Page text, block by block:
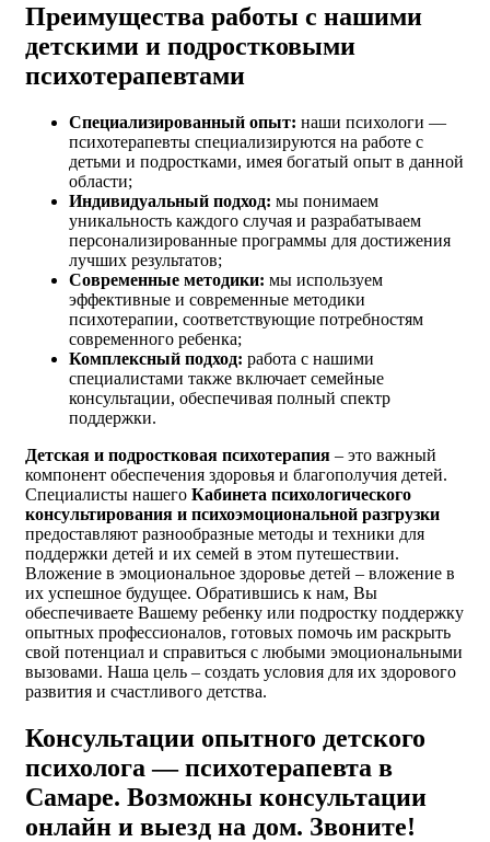
Преимущества работы с нашими
детскими и подростковыми
психотерапевтами
Специализированный опыт: наши психологи —
психотерапевты специализируются на работе с
детьми и подростками, имея богатый опыт в данной
области;
Индивидуальный подход: мы понимаем
уникальность каждого случая и разрабатываем
персонализированные программы для достижения
лучших результатов;
Современные методики: мы используем
эффективные и современные методики
психотерапии, соответствующие потребностям
современного ребенка;
Комплексный подход: работа с нашими
специалистами также включает семейные
консультации, обеспечивая полный спектр
поддержки.
Детская и подростковая психотерапия – это важный
компонент обеспечения здоровья и благополучия детей.
Специалисты нашего Кабинета психологического
консультирования и психоэмоциональной разгрузки
предоставляют разнообразные методы и техники для
поддержки детей и их семей в этом путешествии.
Вложение в эмоциональное здоровье детей – вложение в
их успешное будущее. Обратившись к нам, Вы
обеспечиваете Вашему ребенку или подростку поддержку
опытных профессионалов, готовых помочь им раскрыть
свой потенциал и справиться с любыми эмоциональными
вызовами. Наша цель – создать условия для их здорового
развития и счастливого детства.
Консультации опытного детского
психолога — психотерапевта в
Самаре. Возможны консультации
онлайн и выезд на дом. Звоните!